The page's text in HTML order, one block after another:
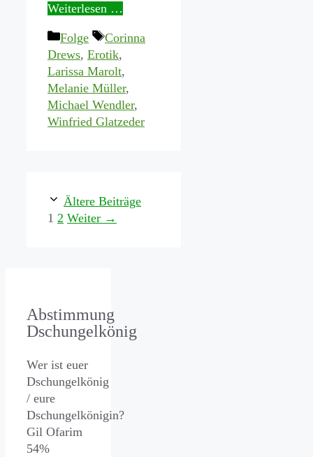
Weiterlesen …
Kategorien
Folge Schlagwörter
Corinna
Drews, Erotik,
Larissa Marolt,
Melanie Müller,
Michael Wendler,
Winfried Glatzeder
Ältere Beiträge
Seite
1 Seite
2 Weiter →
Abstimmung
Dschungelkönig
Wer ist euer
Dschungelkönig
/ eure
Dschungelkönigin?
Gil Ofarim
54%